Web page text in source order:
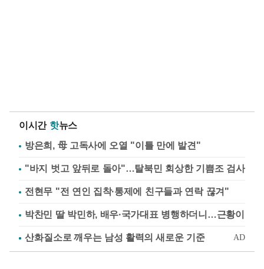
이시간 핫뉴스
방은희, 母 고독사에 오열 "이틀 만에 발견"
"바지 벗고 앞뒤로 돌아"…탈북민 회상한 기쁨조 검사
전현무 "전 연인 집착·통제에 친구들과 연락 끊겨"
박찬민 딸 박민하, 배우·국가대표 병행하더니…근황이